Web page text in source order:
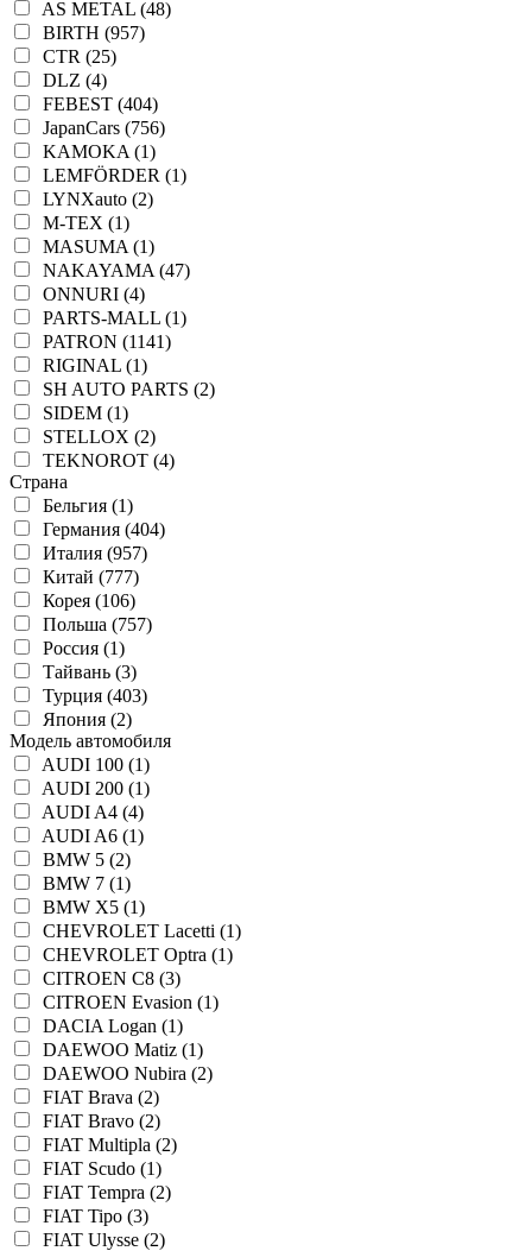
AS METAL (48)
BIRTH (957)
CTR (25)
DLZ (4)
FEBEST (404)
JapanCars (756)
KAMOKA (1)
LEMFÖRDER (1)
LYNXauto (2)
M-TEX (1)
MASUMA (1)
NAKAYAMA (47)
ONNURI (4)
PARTS-MALL (1)
PATRON (1141)
RIGINAL (1)
SH AUTO PARTS (2)
SIDEM (1)
STELLOX (2)
TEKNOROT (4)
Страна
Бельгия (1)
Германия (404)
Италия (957)
Китай (777)
Корея (106)
Польша (757)
Россия (1)
Тайвань (3)
Турция (403)
Япония (2)
Модель автомобиля
AUDI 100 (1)
AUDI 200 (1)
AUDI A4 (4)
AUDI A6 (1)
BMW 5 (2)
BMW 7 (1)
BMW X5 (1)
CHEVROLET Lacetti (1)
CHEVROLET Optra (1)
CITROEN C8 (3)
CITROEN Evasion (1)
DACIA Logan (1)
DAEWOO Matiz (1)
DAEWOO Nubira (2)
FIAT Brava (2)
FIAT Bravo (2)
FIAT Multipla (2)
FIAT Scudo (1)
FIAT Tempra (2)
FIAT Tipo (3)
FIAT Ulysse (2)